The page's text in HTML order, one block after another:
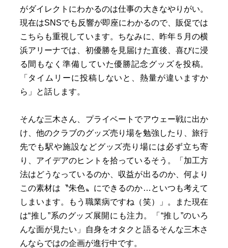
がダイレクトにわかるのは仕事の大きなやりがい。
現在はSNSでも反響が即座にわかるので、販促では
こちらも重視しています。ちなみに、昨年５月の横
浜アリーナでは、初優勝を見届けた直後、喜びに浸
る間もなく準備していた優勝記念グッズを投稿。
「タイムリーに投稿しないと、熱量が違いますか
ら」と話します。
そんな三木さん、プライベートでアウェー戦に出か
け、他のクラブのグッズ売り場を勉強したり、旅行
先でも駅や施設などグッズ売り場には必ず立ち寄
り、アイデアのヒントを拾っているそう。「加工方
法はどうなっているのか、収益が出るのか、何より
この素材は〝朱色〟にできるのか…といつも考えて
しまいます。もう職業病ですね（笑）」。また現在
は“推し”系のグッズ展開にも注力。「“推し”のいろ
んな面が見たい」自身をオタクと語るそんな三木さ
んならではの企画が進行中です。